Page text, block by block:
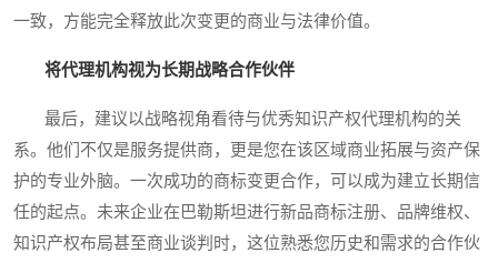
一致，方能完全释放此次变更的商业与法律价值。
将代理机构视为长期战略合作伙伴
最后，建议以战略视角看待与优秀知识产权代理机构的关
系。他们不仅是服务提供商，更是您在该区域商业拓展与资产保
护的专业外脑。一次成功的商标变更合作，可以成为建立长期信
任的起点。未来企业在巴勒斯坦进行新品商标注册、品牌维权、
知识产权布局甚至商业谈判时，这位熟悉您历史和需求的合作伙